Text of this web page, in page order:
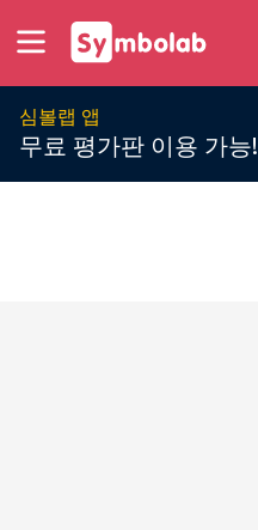
심볼랩 앱
무료 평가판 이용 가능!